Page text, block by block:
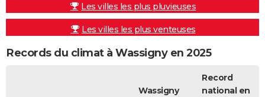
Les villes les plus pluvieuses
Les villes les plus venteuses
Records du climat à Wassigny en 2025
Wassigny
Record
national en